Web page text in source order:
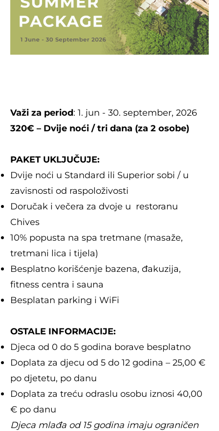
Važi za period: 1. jun - 30. september, 2026
320€ – Dvije noći / tri dana (za 2 osobe)
PAKET UKLJUČUJE:
Dvije noći u Standard ili Superior sobi / u
zavisnosti od raspoloživosti
Doručak i večera za dvoje u restoranu
Chives
10% popusta na spa tretmane (masaže,
tretmani lica i tijela)
Besplatno korišćenje bazena, đakuzija,
fitness centra i sauna
Besplatan parking i WiFi
OSTALE INFORMACIJE:
Djeca od 0 do 5 godina borave besplatno
Doplata za djecu od 5 do 12 godina – 25,00 €
po djetetu, po danu
Doplata za treću odraslu osobu iznosi 40,00
€ po danu
Djeca mlađa od 15 godina imaju ograničen